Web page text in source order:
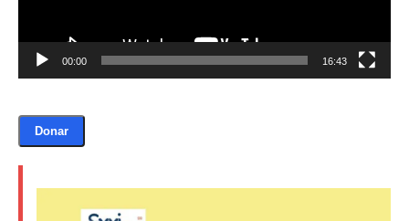
00:00 16:43
$1.00
Donar